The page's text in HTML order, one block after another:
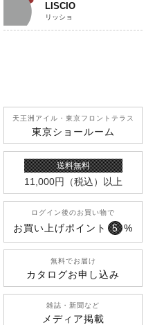
LISCIO
リッショ
天王洲アイル ・東京フロントテラス
東京ショールーム
送料無料
11,000円 （税込） 以上
ログイン後のお買い物で
お買い上げポイント 5 %
無料でお届け
カタログお申し込み
雑誌・新聞など
メディア掲載